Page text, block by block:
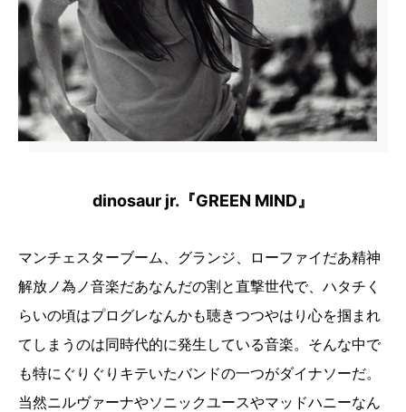
dinosaur jr.『GREEN MIND』
マンチェスターブーム、グランジ、ローファイだあ精神
解放ノ為ノ音楽だあなんだの割と直撃世代で、ハタチく
らいの頃はプログレなんかも聴きつつやはり心を掴まれ
てしまうのは同時代的に発生している音楽。そんな中で
も特にぐりぐりキテいたバンドの一つがダイナソーだ。
当然ニルヴァーナやソニックユースやマッドハニーなん